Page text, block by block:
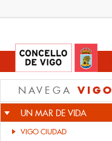
NAVEGA VIGO
UN MAR DE VIDA
VIGO CIUDAD